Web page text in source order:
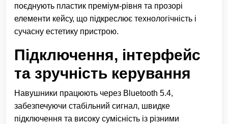
поєднують пластик преміум-рівня та прозорі
елементи кейсу, що підкреслює технологічність і
сучасну естетику пристрою.
Підключення, інтерфейс
та зручність керування
Навушники працюють через Bluetooth 5.4,
забезпечуючи стабільний сигнал, швидке
підключення та високу сумісність із різними